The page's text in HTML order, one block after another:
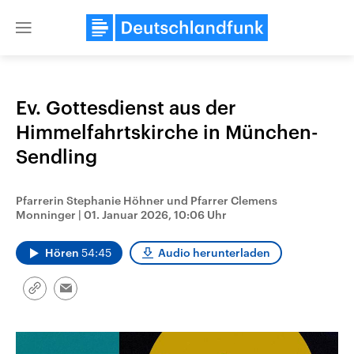
Close
Themen
Landtagswahl Sachsen-Anhalt
2026
Alle Informationen
Landtag. Seit 2021 wird das
Bundesland von einer Koalition aus
den mächtigsten Ländern
mit großem Einfluss auf
Ev. Gottesdienst aus der
Himmelfahrtskirche in München-
Sendling
Pfarrerin Stephanie Höhner und Pfarrer Clemens
Monninger | 01. Januar 2026, 10:06 Uhr
Hören 54:45 Audio herunterladen
Link
Email